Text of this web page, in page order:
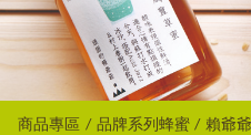
商品專區 品牌系列蜂蜜 賴爺